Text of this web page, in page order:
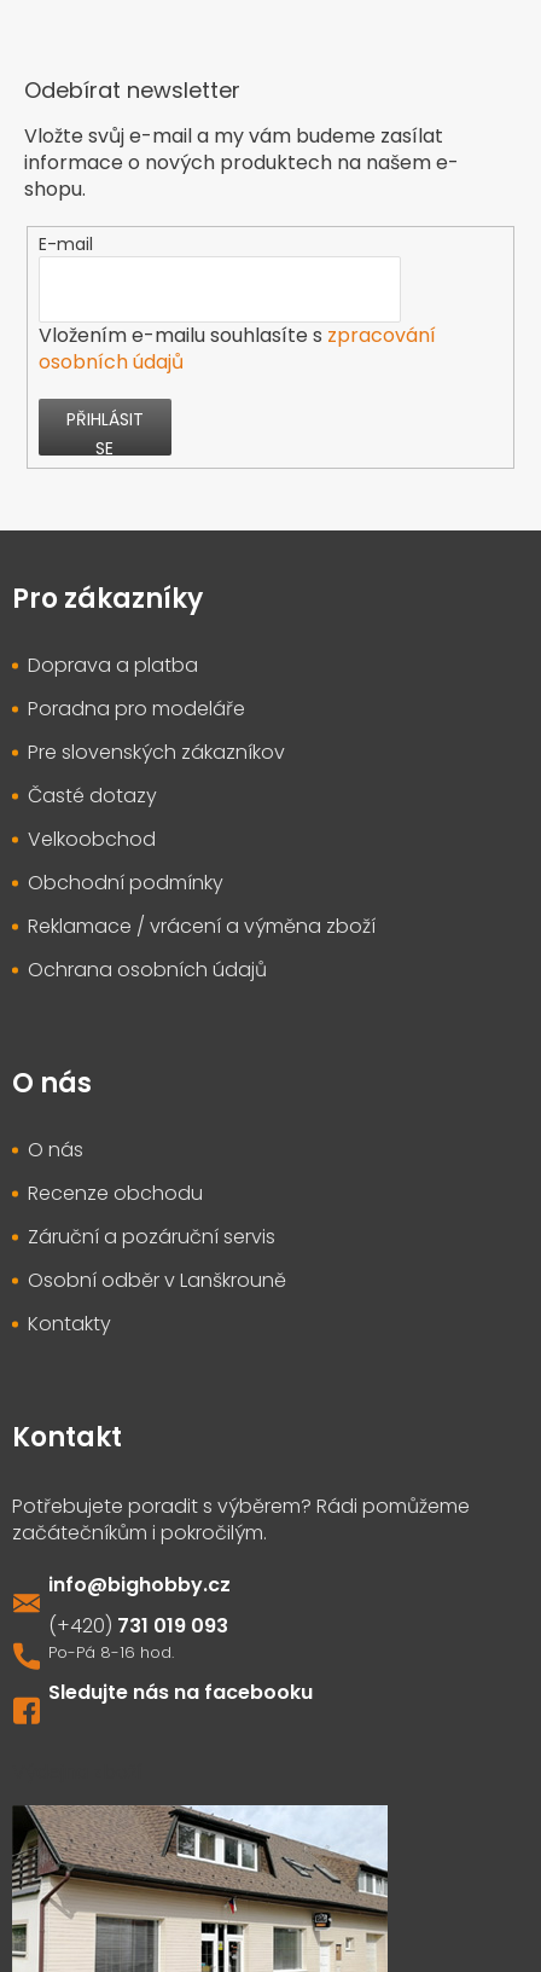
Odebírat newsletter
Vložte svůj e-mail a my vám budeme zasílat
informace o nových produktech na našem e-
shopu.
E-mail
Vložením e-mailu souhlasíte s zpracování
osobních údajů
PŘIHLÁSIT
SE
pPro zákazníky
Doprava a platba
Poradna pro modeláře
Pre slovenských zákazníkov
Časté dotazy
Velkoobchod
Obchodní podmínky
Reklamace / vrácení a výměna zboží
Ochrana osobních údajů
O nás
O nás
Recenze obchodu
Záruční a pozáruční servis
Osobní odběr v Lanškrouně
Kontakty
Kontakt
info@bighobby.cz
731 019 093
Sledujte nás na facebooku